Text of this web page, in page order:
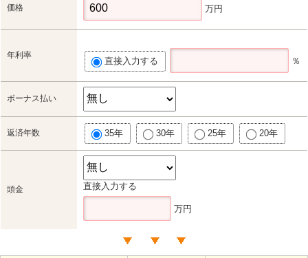
価格 万円
年利率
直接入力する ％
ボーナス払い
返済年数 35年 30年 25年 20年
頭金 直接入力する
万円